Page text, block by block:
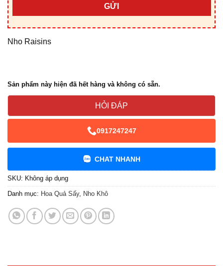
GỬI
Nho Raisins
Sản phẩm này hiện đã hết hàng và không có sẵn.
HỎI ĐÁP
0917247247
CHAT NHANH
SKU: Không áp dụng
Danh mục: Hoa Quả Sấy, Nho Khô